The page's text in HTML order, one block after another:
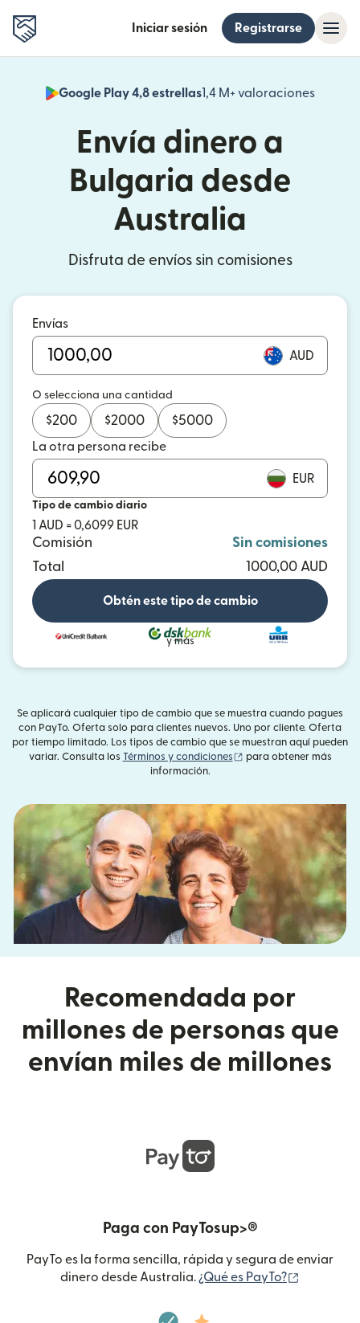
Iniciar sesión Registrarse
Google Play 4,8 estrellas1,4 M+ valoraciones
(se
Envía dinero a
Bulgaria desde
Australia
Disfruta de envíos sin comisiones
Envías
AUD
O selecciona una cantidad
$200 $2000 $5000
La otra persona recibe
EUR
Tipo de cambio diario
1 AUD = 0,6099 EUR
Comisión
Sin comisiones
Total
1000,00 AUD
Obtén este tipo de cambio
y más
Se aplicará cualquier tipo de cambio que se muestra cuando pagues
con PayTo. Oferta solo para clientes nuevos. Uno por cliente. Oferta
por tiempo limitado. Los tipos de cambio que se muestran aquí pueden
variar. Consulta los Términos y condiciones (se abre en una ventana
para obtener más
información.
Recomendada por
millones de personas que
envían miles de millones
Paga con PayTosup>®
PayTo es la forma sencilla, rápida y segura de enviar
dinero desde Australia. ¿Qué es PayTo?